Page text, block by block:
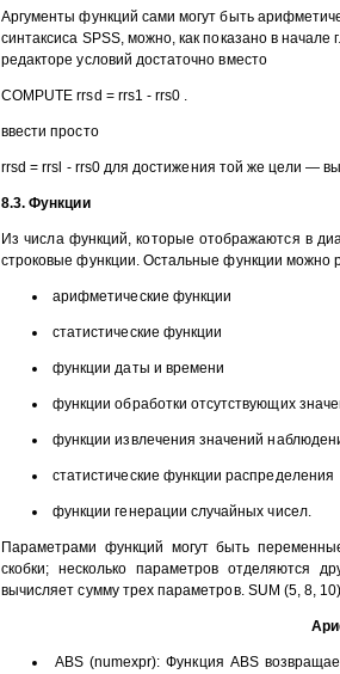
Аргументы функций сами могут быть
синтаксиса SPSS, можно, как показано в
редакторе условий достаточно вместо
COMPUTE rrsd = rrs1 - rrs0 .
ввести просто
rrsd = rrsl - rrs0 для достижения той же цели —
8.3. Функции
Из числа функций, которые отображаются в
строковые функции. Остальные функции можно
арифметические функции
статистические функции
функции даты и времени
функции обработки отсутствующих
функции извлечения значений
статистические функции распределения
функции генерации случайных чисел.
Параметрами функций могут быть
скобки; несколько параметров отделяются
вычисляет сумму трех параметров. SUM (5, 8,
ABS (numexpr): Функция ABS